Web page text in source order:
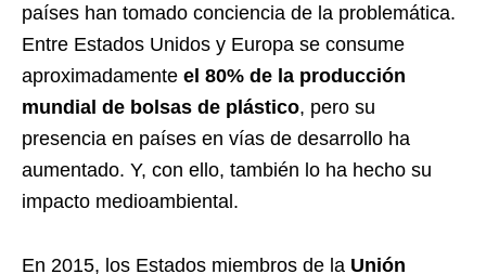
países han tomado conciencia de la problemática.
Entre Estados Unidos y Europa se consume
aproximadamente el 80% de la producción
mundial de bolsas de plástico, pero su
presencia en países en vías de desarrollo ha
aumentado. Y, con ello, también lo ha hecho su
impacto medioambiental.
En 2015, los Estados miembros de la Unión